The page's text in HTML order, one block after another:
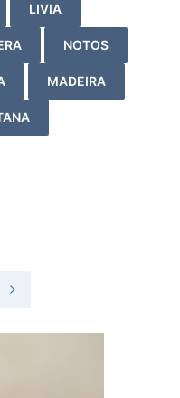
LIVIA
NOTOS
MADEIRA
NASTĘPNE PRODUKTY